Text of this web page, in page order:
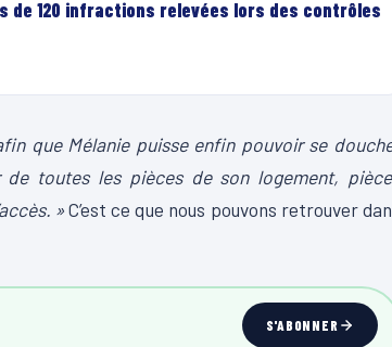
de 120 infractions relevées lors des contrôles
que Mélanie puisse enfin pouvoir se
toutes les pièces de son logement,
»C’est ce que nous pouvons retrouver
S'ABONNER